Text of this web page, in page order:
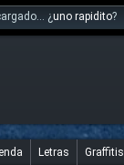
¿uno rapidito?
Letras Graffitis